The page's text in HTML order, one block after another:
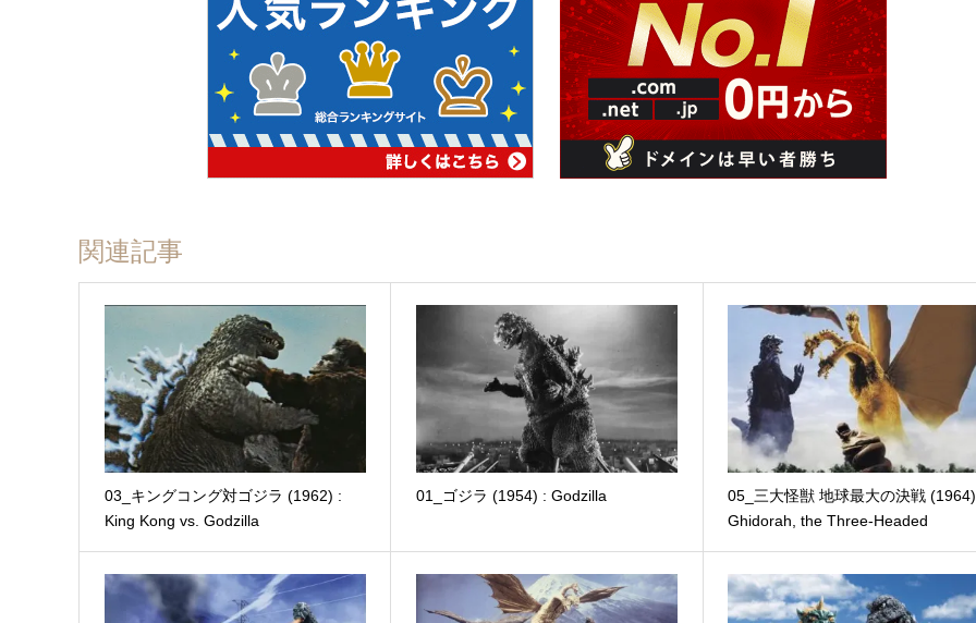
関連記事
03_キングコング対ゴジラ (1962) :
King Kong vs. Godzilla
01_ゴジラ (1954) : Godzilla
05_三大怪獣 地球最大の決戦
Ghidorah, the Three-Headed